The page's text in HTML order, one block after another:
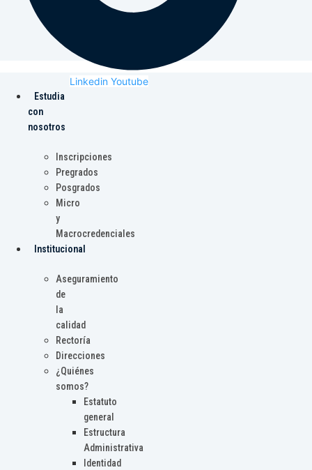
Linkedin Youtube
Estudia
con
nosotros
Inscripciones
Pregrados
Posgrados
Micro
y
Macrocredenciales
Institucional
Aseguramiento
de
la
calidad
Rectoría
Direcciones
¿Quiénes
somos?
Estatuto
general
Estructura
Administrativa
Identidad